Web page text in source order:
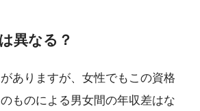
異なる？
ありますが、女性でもこの資格
ものによる男女間の年収差はな